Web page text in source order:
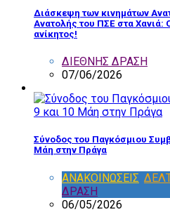
Διάσκεψη των κινημάτων
Ανατολής του ΠΣΕ στα Χανιά:
ανίκητος!
ΔΙΕΘΝΗΣ ΔΡΑΣΗ
07/06/2026
Σύνοδος του Παγκόσμιου
Μάη στην Πράγα
ΑΝΑΚΟΙΝΩΣΕΙΣ
ΔΡΑΣΗ
06/05/2026